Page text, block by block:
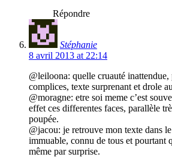
Répondre
Stéphanie
8 avril 2013 at 22:14
@leiloona: quelle cruauté inattendue,
complices, texte surprenant et drole
@moragne: etre soi meme c’est
effet ces differentes faces, parallèle
poupée.
@jacou: je retrouve mon texte dans
immuable, connu de tous et pourtant
même par surprise.